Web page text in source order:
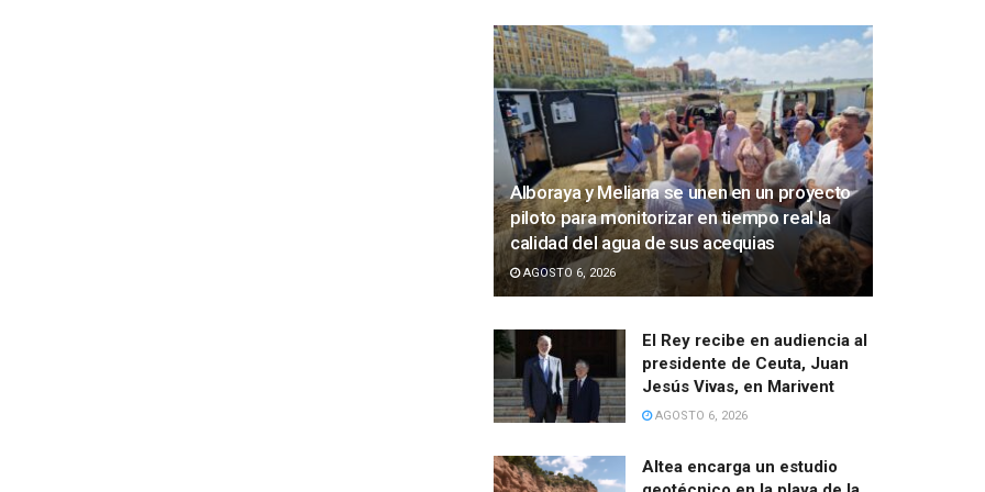
Alboraya y Meliana se unen en un proyecto
piloto para monitorizar en tiempo real la
calidad del agua de sus acequias
AGOSTO 6, 2026
El Rey recibe en audiencia al
presidente de Ceuta, Juan
Jesús Vivas, en Marivent
AGOSTO 6, 2026
Altea encarga un estudio